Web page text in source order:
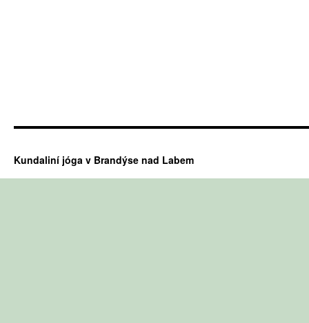
Kundaliní jóga v Brandýse nad Labem